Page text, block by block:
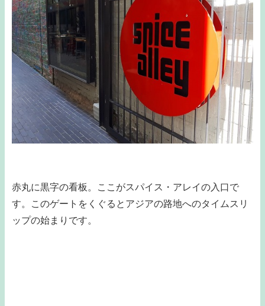
赤丸に黒字の看板。ここがスパイス・アレイの入口で
す。このゲートをくぐるとアジアの路地へのタイムスリ
ップの始まりです。